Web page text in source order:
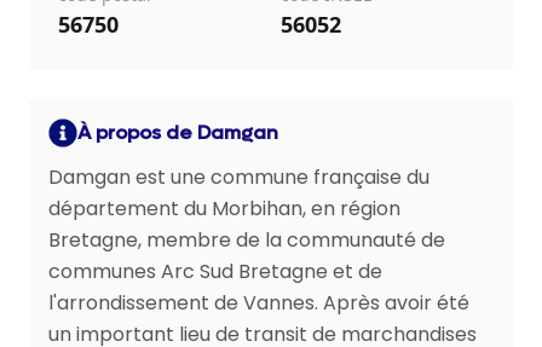
56750 56052
À propos de Damgan
Damgan est une commune française du
département du Morbihan, en région
Bretagne, membre de la communauté de
communes Arc Sud Bretagne et de
l'arrondissement de Vannes. Après avoir été
un important lieu de transit de marchandises